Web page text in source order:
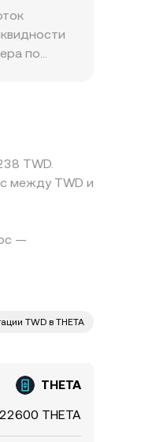
где
по
с
могут
TWD.
между TWD и
—
TWD в THETA
THETA
THETA